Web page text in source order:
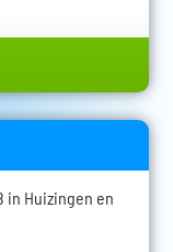
in Huizingen en